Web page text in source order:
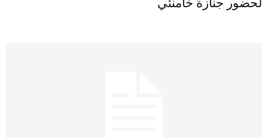
لحضور جنازة خامنئي